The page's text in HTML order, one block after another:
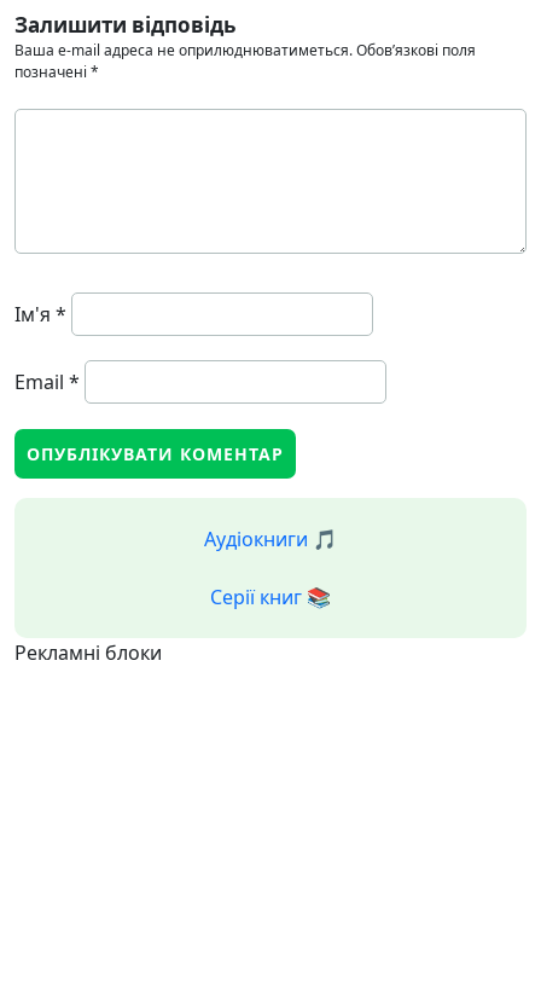
Залишити відповідь
Ваша e-mail адреса не оприлюднюватиметься.Обов’язкові поля
позначені *
Ім'я *
Email *
Аудіокниги 🎵
Серії книг 📚
Рекламні блоки